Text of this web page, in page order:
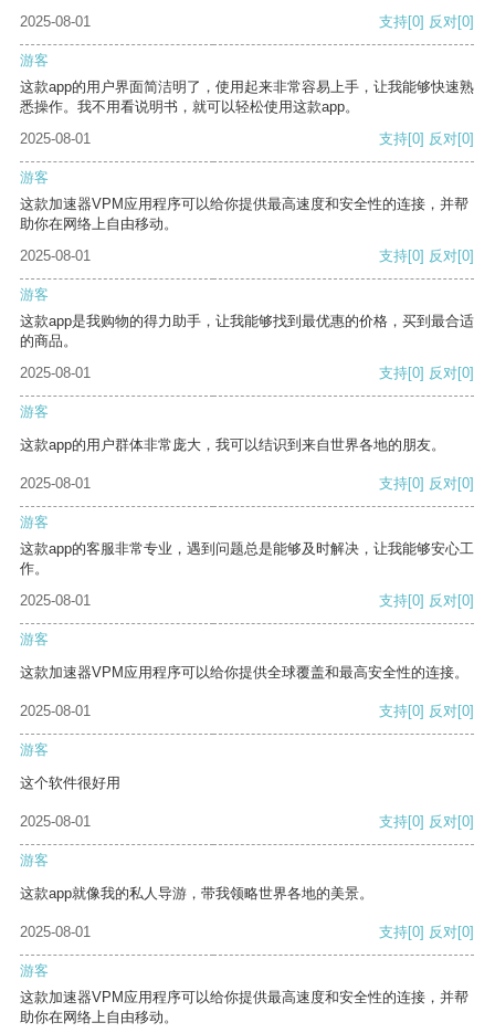
2025-08-01
支持[0] 反对[0]
游客
这款app的用户界面简洁明了，使用起来非常容易上手，让我能够快速熟
悉操作。我不用看说明书，就可以轻松使用这款app。
2025-08-01
支持[0] 反对[0]
游客
这款加速器VPM应用程序可以给你提供最高速度和安全性的连接，并帮
助你在网络上自由移动。
2025-08-01
支持[0] 反对[0]
游客
这款app是我购物的得力助手，让我能够找到最优惠的价格，买到最合适
的商品。
2025-08-01
支持[0] 反对[0]
游客
这款app的用户群体非常庞大，我可以结识到来自世界各地的朋友。
2025-08-01 支持[0] 反对[0]
游客
这款app的客服非常专业，遇到问题总是能够及时解决，让我能够安心工
作。
2025-08-01
支持[0] 反对[0]
游客
这款加速器VPM应用程序可以给你提供全球覆盖和最高安全性的连接。
2025-08-01 支持[0] 反对[0]
游客
这个软件很好用
2025-08-01 支持[0] 反对[0]
游客
这款app就像我的私人导游，带我领略世界各地的美景。
2025-08-01 支持[0] 反对[0]
游客
这款加速器VPM应用程序可以给你提供最高速度和安全性的连接，并帮
助你在网络上自由移动。